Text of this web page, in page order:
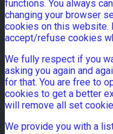
functions. You always
changing your browser
cookies on this website.
accept/refuse cookies
We fully respect if you
asking you again and
for that. You are free to
cookies to get a better
will remove all set
We provide you with a